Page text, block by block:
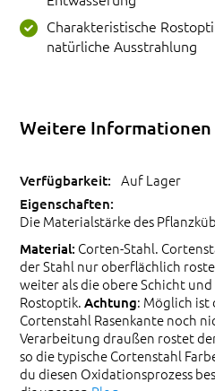
Charakteristische
natürliche Ausstrahlung
Weitere Informationen
Auf Lager
Die Materialstärke des
Material: Corten-Stahl.
der Stahl nur oberflächlich
weiter als die obere Schicht
Rostoptik. Achtung: Möglich ist
Cortenstahl Rasenkante noch
Verarbeitung draußen rostet
so die typische Cortenstahl
du diesen Oxidationsprozess